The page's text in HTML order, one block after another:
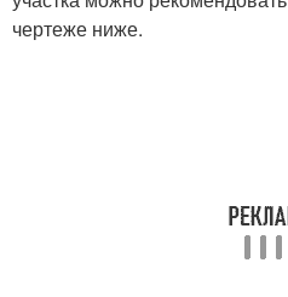
чертеже ниже.